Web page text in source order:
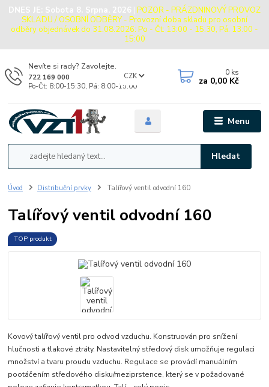
DNES JE: Sobota 8. Srpna, 2026 | POZOR - PRÁZDNINOVÝ PROVOZ
SKLADU / OSOBNÍ ODBĚRY - Provozní doba skladu pro osobní
odběry objednávek do 31.08.2026: Po - Čt: 13:00 - 15:30, Pá: 13:00 -
15:00
Menu
CZK
Hledat
Nevíte si rady? Zavolejte.
722 169 000
Po-Čt: 8:00-15:30, Pá: 8:00-15:00
0 ks
za 0,00 Kč
Úvod Distribuční prvky Talířový ventil odvodní 160
Talířový ventil odvodní 160
TOP produkt
Kovový talířový ventil pro odvod vzduchu. Konstruován pro snížení
hlučnosti a tlakové ztráty. Nastavitelný středový disk umožňuje regulaci
množství a tvaru proudu vzduchu. Regulace se provádí manuálním
pootáčením středového disku/meziprstence, který se v požadované